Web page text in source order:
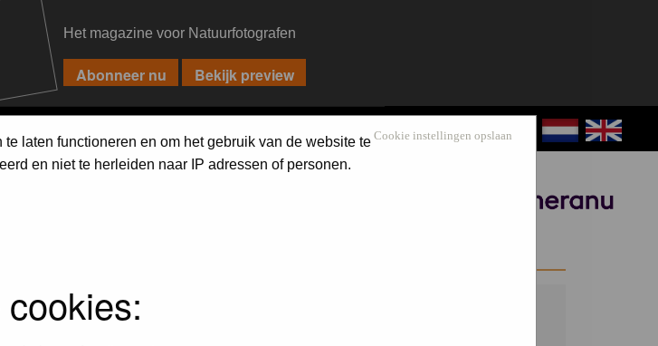
Het magazine voor Natuurfotografen
Cookie instellingen opslaan
laten functioneren en om het gebruik van de website te
en niet te herleiden naar IP adressen of personen.